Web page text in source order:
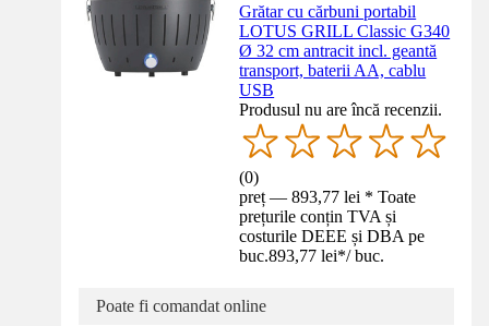
Grătar cu cărbuni portabil
LOTUS GRILL Classic G340
Ø 32 cm antracit incl. geantă
transport, baterii AA, cablu
USB
Produsul nu are încă recenzii.
(0)
preț — 893,77 lei * Toate
prețurile conțin TVA și
costurile DEEE și DBA pe
buc.893,77 lei*/ buc.
Poate fi comandat online